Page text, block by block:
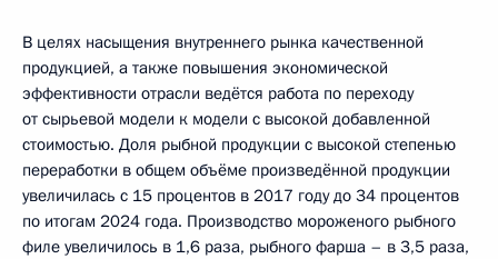
В целях насыщения внутреннего рынка качественной
продукцией, а также повышения экономической
эффективности отрасли ведётся работа по переходу
от сырьевой модели к модели с высокой добавленной
стоимостью. Доля рыбной продукции с высокой степенью
переработки в общем объёме произведённой продукции
увеличилась с 15 процентов в 2017 году до 34 процентов
по итогам 2024 года. Производство мороженого рыбного
филе увеличилось в 1,6 раза, рыбного фарша – в 3,5 раза,